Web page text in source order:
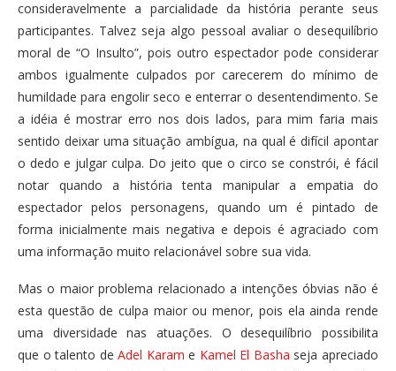
consideravelmente a parcialidade da história perante seus
participantes. Talvez seja algo pessoal avaliar o desequilíbrio
moral de “O Insulto”, pois outro espectador pode considerar
ambos igualmente culpados por carecerem do mínimo de
humildade para engolir seco e enterrar o desentendimento. Se
a idéia é mostrar erro nos dois lados, para mim faria mais
sentido deixar uma situação ambígua, na qual é difícil apontar
o dedo e julgar culpa. Do jeito que o circo se constrói, é fácil
notar quando a história tenta manipular a empatia do
espectador pelos personagens, quando um é pintado de
forma inicialmente mais negativa e depois é agraciado com
uma informação muito relacionável sobre sua vida.
Mas o maior problema relacionado a intenções óbvias não é
esta questão de culpa maior ou menor, pois ela ainda rende
uma diversidade nas atuações. O desequilíbrio possibilita
que o talento deAdel Karam e Kamel El Basha seja apreciado